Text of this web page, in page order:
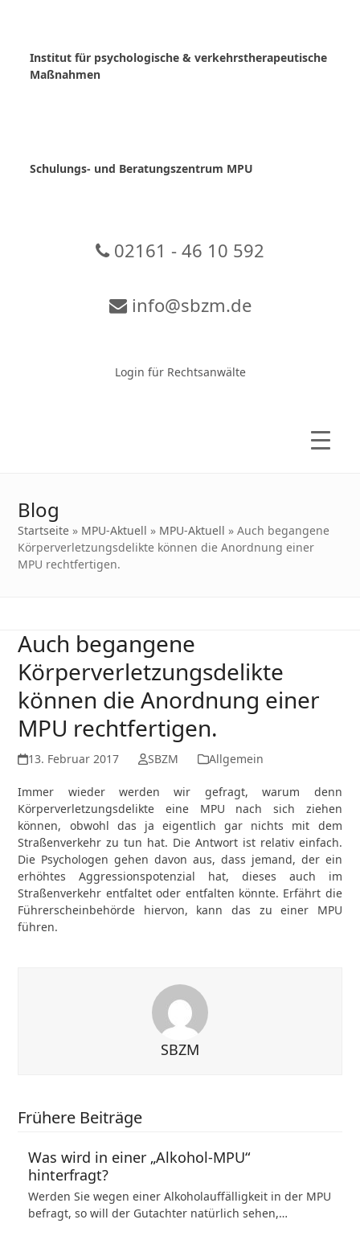
Institut für psychologische & verkehrstherapeutische
Maßnahmen
Schulungs- und Beratungszentrum MPU
02161 - 46 10 592
info@sbzm.de
Login für Rechtsanwälte
Blog
Startseite » MPU-Aktuell » MPU-Aktuell »Auch begangene
Körperverletzungsdelikte können die Anordnung einer
MPU rechtfertigen.
Auch begangene
Körperverletzungsdelikte
können die Anordnung einer
MPU rechtfertigen.
13. Februar 2017 SBZM Allgemein
Immer wieder werden wir gefragt, warum denn
Körperverletzungsdelikte eine MPU nach sich ziehen
können, obwohl das ja eigentlich gar nichts mit dem
Straßenverkehr zu tun hat. Die Antwort ist relativ einfach.
Die Psychologen gehen davon aus, dass jemand, der ein
erhöhtes Aggressionspotenzial hat, dieses auch im
Straßenverkehr entfaltet oder entfalten könnte. Erfährt die
Führerscheinbehörde hiervon, kann das zu einer MPU
führen.
SBZM
Frühere Beiträge
Was wird in einer „Alkohol-MPU“
hinterfragt?
Werden Sie wegen einer Alkoholauffälligkeit in der MPU
befragt, so will der Gutachter natürlich sehen,…